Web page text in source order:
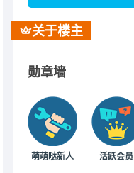
关于楼主
勋章墙
萌萌哒新人 活跃会员